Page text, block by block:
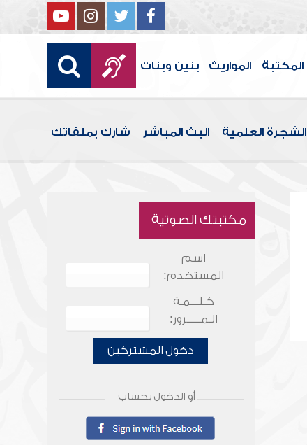
المكتبة المواريث بنين وبنات
الشجرة العلمية البث المباشر شارك بملفاتك
مكتبتك الصوتية
اسم
المستخدم:
كـلـــمـة
الـمـــــرور:
دخول المشتركين
أو الدخول بحساب